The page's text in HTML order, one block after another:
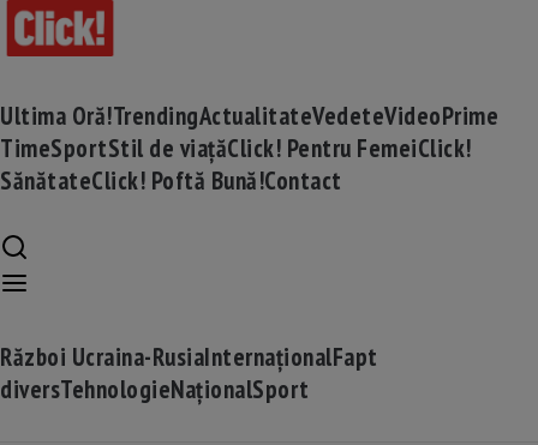
Ultima Oră!TrendingActualitateVedeteVideoPrime
TimeSportStil de viațăClick! Pentru FemeiClick!
SănătateClick! Poftă Bună!Contact
Război Ucraina-RusiaInternaționalFapt
diversTehnologieNaționalSport